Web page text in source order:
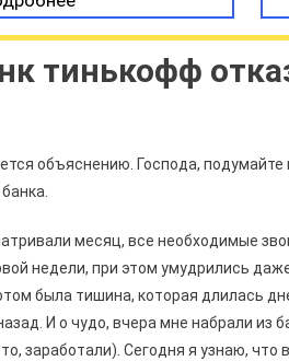
тинькофф
объяснению. Господа,
месяц, все необходимые
недели, при этом умудрились
была тишина, которая длилась
И о чудо, вчера мне набрали из
заработали). Сегодня я узнаю, что